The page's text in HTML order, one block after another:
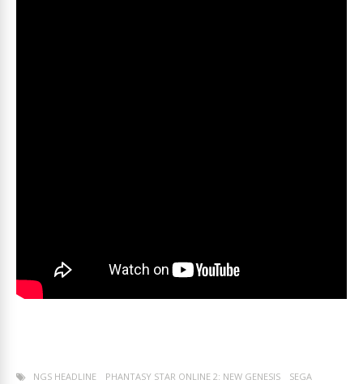
NGS HEADLINE PHANTASY STAR ONLINE 2: NEW GENESIS SEGA